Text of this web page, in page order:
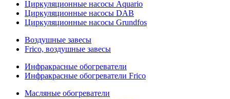
Циркуляционные насосы Aquario
Циркуляционные насосы DAB
Циркуляционные насосы Grundfos
Воздушные завесы
Frico, воздушные завесы
Инфракрасные обогреватели
Инфракрасные обогреватели Frico
Масляные обогреватели